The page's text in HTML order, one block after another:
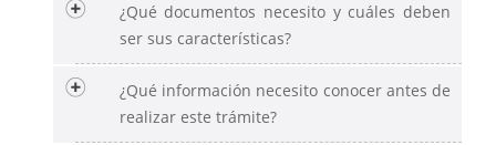
¿Qué documentos necesito y cuáles deben
ser sus características?
¿Qué información necesito conocer antes de
realizar este trámite?